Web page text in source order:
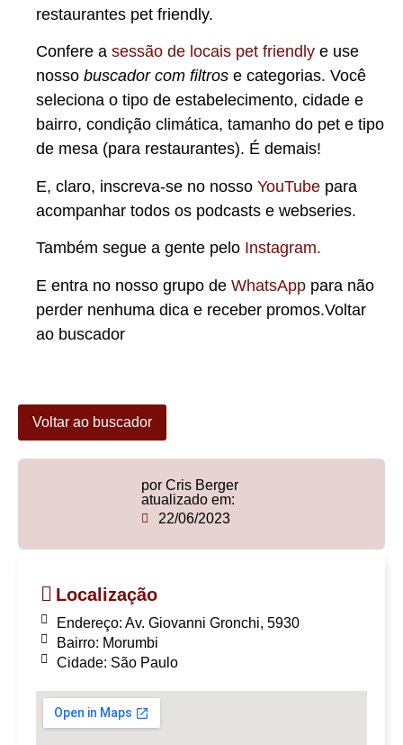
restaurantes pet friendly.
Confere a sessão de locais pet friendly e use
nosso buscador com filtros e categorias. Você
seleciona o tipo de estabelecimento, cidade e
bairro, condição climática, tamanho do pet e tipo
de mesa (para restaurantes). É demais!
E, claro, inscreva-se no nosso YouTube para
acompanhar todos os podcasts e webseries.
Também segue a gente pelo Instagram.
E entra no nosso grupo de WhatsApp para não
perder nenhuma dica e receber promos.Voltar
ao buscador
Voltar ao buscador
por Cris Berger
atualizado em:
22/06/2023
Localização
Endereço: Av. Giovanni Gronchi, 5930
Bairro: Morumbi
Cidade: São Paulo